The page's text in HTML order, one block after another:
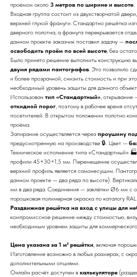
проёмом около 3 метров по ширине и высоте.
Входная группа состоит из двухстворчатой
верхней глухой фрамуги. Стандартно решётка
дверного полотна, а фрамуга перекрывается
данном проекте заказчик поставил задачу —
освободить проём по всей высоте, без
Было принято решение выполнить конструкцию
двумя рядами пантографов. Это позволило
и более прозрачной, снизить стоимость и при
необходимый уровень защиты для данного
Использован тип «Стандартный», открывание
откидной порог, поэтому в рабочее время
посетителей. В открытом положении полотно
проёма.
Запирание осуществляется через проушину
предусмотренную на производстве 🔒. Цвет —
Техническое исполнение типа «Стандартный»
профили 45×30×1,5 мм. Перемещение
верхний профиль является самонесущим.
данном проекте — два ряда по высоте).
мм в два ряда. Соединения — заклёпки Ø6 мм с
порошковая полимерная окраска по каталогу RAL.
Раздвижная решётка на вход с улицы для
компромиссное решение между стоимостью,
необходимым уровнем защиты для
Цена указана за 1 м² решётки, включая
Изготовление возможно в любых размерах, с
дополнительными опциями.
Онлайн расчёт доступен в калькуляторе